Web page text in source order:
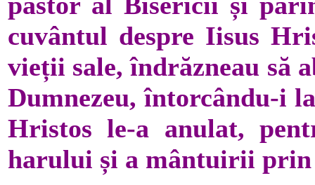
cuvântul despre Iisus
vieții sale, îndrăzneau să
Dumnezeu, întorcându-i
Hristos le-a anulat,
harului și a mântuirii